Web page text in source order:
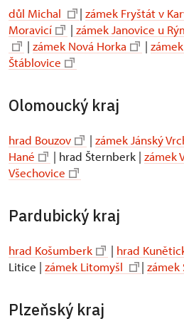
důl Michal | zámek Fryštát v
Moravicí
| zámek Janovice u
| zámek Nová Horka |
Štáblovice
Olomoucký kraj
hrad Bouzov | zámek Jánský
Hané
| hrad Šternberk | zámek
Všechovice
Pardubický kraj
hrad Košumberk | hrad
Litice | zámek Litomyšl | zámek
Plzeňský kraj